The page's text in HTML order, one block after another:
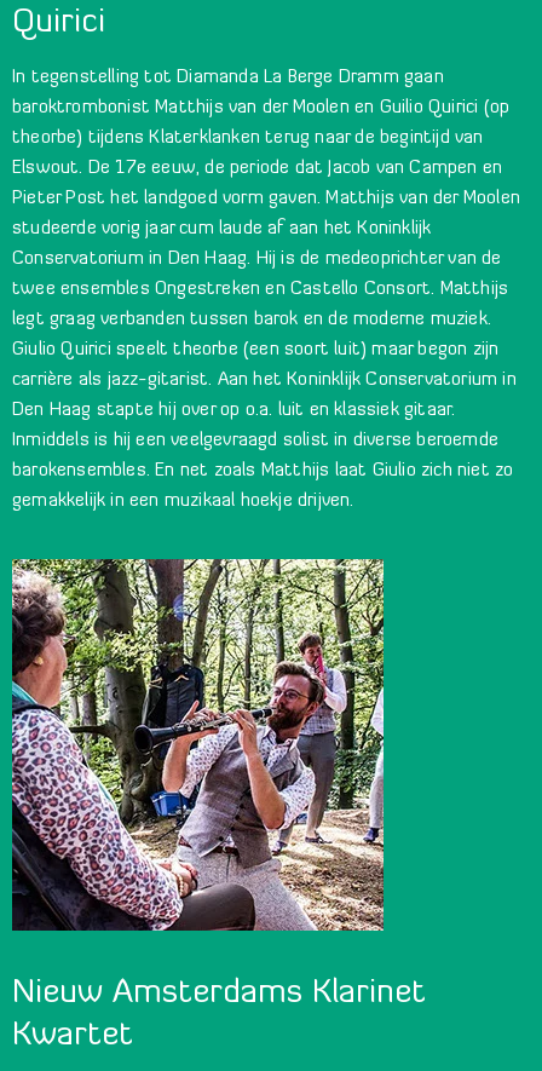
Quirici
In tegenstelling tot Diamanda La Berge Dramm gaan
baroktrombonist Matthijs van der Moolen en Guilio Quirici (op
theorbe) tijdens Klaterklanken terug naar de begintijd van
Elswout. De 17e eeuw, de periode dat Jacob van Campen en
Pieter Post het landgoed vorm gaven. Matthijs van der Moolen
studeerde vorig jaar cum laude af aan het Koninklijk
Conservatorium in Den Haag. Hij is de medeoprichter van de
twee ensembles Ongestreken en Castello Consort. Matthijs
legt graag verbanden tussen barok en de moderne muziek.
Giulio Quirici speelt theorbe (een soort luit) maar begon zijn
carrière als jazz-gitarist. Aan het Koninklijk Conservatorium in
Den Haag stapte hij over op o.a. luit en klassiek gitaar.
Inmiddels is hij een veelgevraagd solist in diverse beroemde
barokensembles. En net zoals Matthijs laat Giulio zich niet zo
gemakkelijk in een muzikaal hoekje drijven.
Nieuw Amsterdams Klarinet
Kwartet